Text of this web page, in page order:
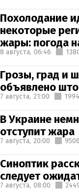
Похолодание
некоторые
жары: погода
8 августа, 06:46
Грозы, град и
объявлено
7 августа, 21:00 1994
В Украине
отступит жара
7 августа, 20:00 9506
Синоптик
следует
7 августа, 08:00